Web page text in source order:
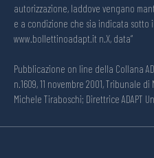
autorizzazione, laddove vengano
e a condizione che sia indicata sotto
www.bollettinoadapt.it n.X, data“
Pubblicazione on line della Collana
n.1609, 11 novembre 2001, Tribunale
Michele Tiraboschi; Direttrice ADAPT